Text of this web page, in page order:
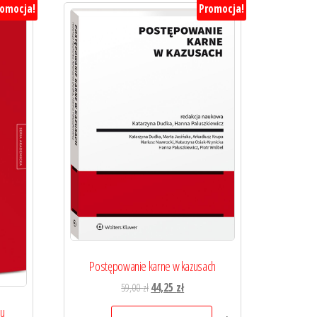
Promocja!
Postępowanie karne w kazusach
59,00złPierwotna
cena
44,25 złAktualna
cena